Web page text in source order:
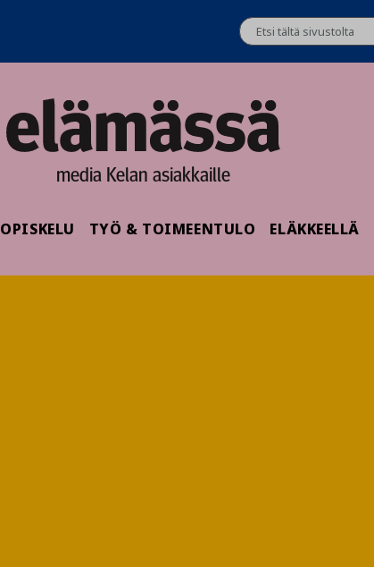
media Kelan asiakkaille
OPISKELU TYÖ & TOIMEENTULO ELÄKKEELLÄ